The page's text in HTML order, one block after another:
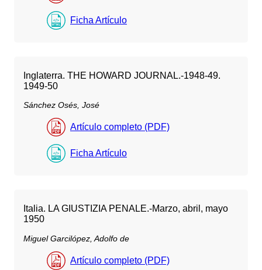
Ficha Artículo
Inglaterra. THE HOWARD JOURNAL.-1948-49.
1949-50
Sánchez Osés, José
Artículo completo (PDF)
Ficha Artículo
Italia. LA GIUSTIZIA PENALE.-Marzo, abril, mayo
1950
Miguel Garcilópez, Adolfo de
Artículo completo (PDF)